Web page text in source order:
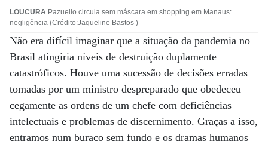
LOUCURA Pazuello circula sem máscara em shopping em Manaus:
negligência (Crédito:Jaqueline Bastos )
Não era difícil imaginar que a situação da pandemia no
Brasil atingiria níveis de destruição duplamente
catastróficos. Houve uma sucessão de decisões erradas
tomadas por um ministro despreparado que obedeceu
cegamente as ordens de um chefe com deficiências
intelectuais e problemas de discernimento. Graças a isso,
entramos num buraco sem fundo e os dramas humanos